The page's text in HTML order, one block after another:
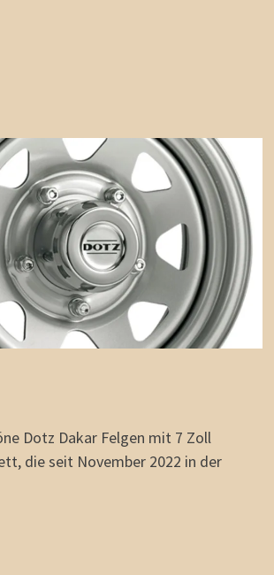
Dotz Dakar Felgen mit 7 Zoll
die seit November 2022 in der